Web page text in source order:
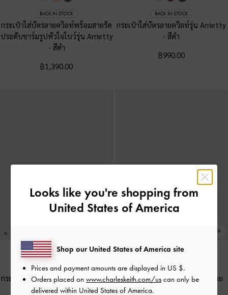
BACK IN STOCK
กระเป๋าใส่บัตรลายควิลท์พร้อมสายรัด
ประดับชาร์มรูปหัวใจโบว์รุ่น Arrietty
- สีดำ
฿1,390.00
BACK IN STOCK
กระเป๋าใส่บัตรลายควิลท์รุ่น Arrietty
-สีดำ
฿990.00
BACK IN STOCK
กระเป๋าสตางค์แบบซิปรอบดีไซน์ลาย
ควิลท์รุ่น Arrietty - สีดำ
BACK IN STOCK
กระเป๋าใส่บัตรหลายช่องพร้อมสาย
คล้องมือรุ่น Dixie
Looks like you're shopping from
United States of America
Shop our United States of America site
Prices and payment amounts are displayed in US $.
Orders placed on www.charleskeith.com/us can only be
delivered within United States of America.